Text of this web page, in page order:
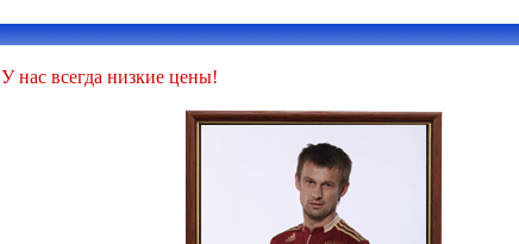
У нас всегда низкие цены!